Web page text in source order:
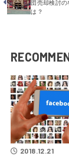
団売却検討
は？
2018.12.21